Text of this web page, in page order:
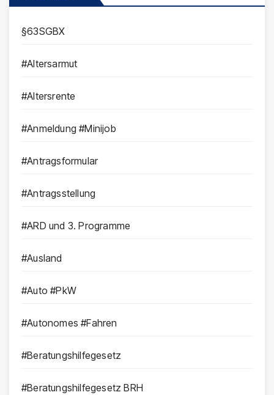
§63SGBX
#Altersarmut
#Altersrente
#Anmeldung #Minijob
#Antragsformular
#Antragsstellung
#ARD und 3. Programme
#Ausland
#Auto #PkW
#Autonomes #Fahren
#Beratungshilfegesetz
#Beratungshilfegesetz BRH